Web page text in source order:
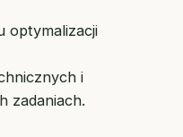
optymalizacji
i
zadaniach.